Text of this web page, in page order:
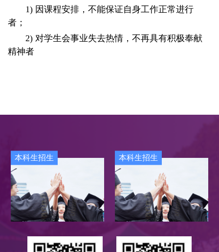
1) 因课程安排，不能保证自身工作正常进行
者；
2) 对学生会事业失去热情，不再具有积极奉献
精神者
本科生招生 本科生招生